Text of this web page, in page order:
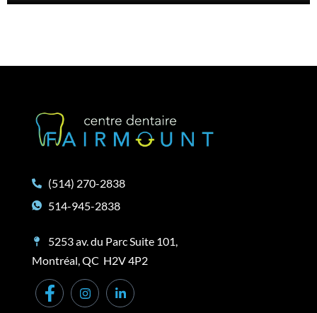
(514) 270-2838
514-945-2838
5253 av. du Parc Suite 101,
Montréal, QC H2V 4P2